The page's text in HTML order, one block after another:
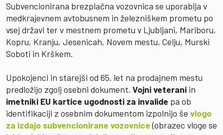
Subvencionirana brezplačna vozovnica se uporablja v
medkrajevnem avtobusnem in železniškem prometu po
vsej državi ter v mestnem prometu v Ljubljani, Mariboru,
Kopru, Kranju, Jesenicah, Novem mestu, Celju, Murski
Soboti in Krškem.
Upokojenci in starejši od 65. let na prodajnem mestu
predložijo zgolj osebni dokument. Vojni veterani in
imetniki EU kartice ugodnosti za invalide pa ob
identifikaciji z osebnim dokumentom izpolnijo še vlogo
za izdajo subvencionirane vozovnice(obrazec vloge se